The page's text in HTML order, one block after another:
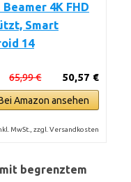
4K FHD
Smart
14
50,57 €
65,99 €
Amazon ansehen
MwSt., zzgl. Versandkosten
begrenztem